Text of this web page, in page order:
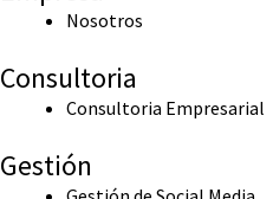
Nosotros
Consultoria
Consultoria Empresarial
Gestión